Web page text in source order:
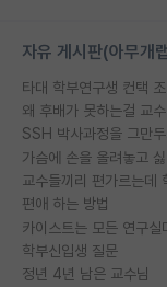
자유 게시판(아무개
타대 학부연구생 컨택
가슴에 손을 올려놓고
교수들끼리 편가르는데
편애 하는 방법
카이스트는 모든 연구
학부신입생 질문
정년 4년 남은 교수님